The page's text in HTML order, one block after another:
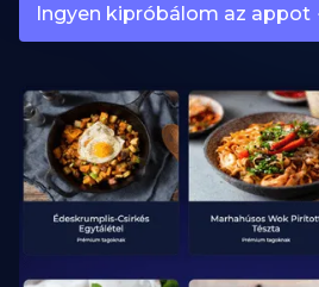
Ingyen kipróbálom az appot